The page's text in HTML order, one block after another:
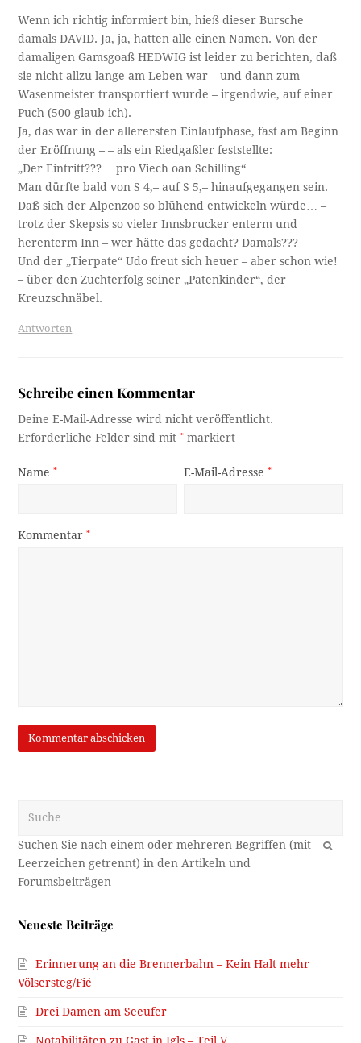
Wenn ich richtig informiert bin, hieß dieser Bursche
damals DAVID. Ja, ja, hatten alle einen Namen. Von der
damaligen Gamsgoaß HEDWIG ist leider zu berichten, daß
sie nicht allzu lange am Leben war – und dann zum
Wasenmeister transportiert wurde – irgendwie, auf einer
Puch (500 glaub ich).
Ja, das war in der allerersten Einlaufphase, fast am Beginn
der Eröffnung – – als ein Riedgaßler feststellte:
„Der Eintritt??? …pro Viech oan Schilling“
Man dürfte bald von S 4,– auf S 5,– hinaufgegangen sein.
Daß sich der Alpenzoo so blühend entwickeln würde… –
trotz der Skepsis so vieler Innsbrucker enterm und
herenterm Inn – wer hätte das gedacht? Damals???
Und der „Tierpate“ Udo freut sich heuer – aber schon wie!
– über den Zuchterfolg seiner „Patenkinder“, der
Kreuzschnäbel.
Antworten
Schreibe einen Kommentar
Deine E-Mail-Adresse wird nicht veröffentlicht.
Erforderliche Felder sind mit* markiert
Name* E-Mail-Adresse*
Kommentar*
OK
Neueste Beiträge
Erinnerung an die Brennerbahn – Kein Halt mehr
Völsersteg/Fié
Drei Damen am Seeufer